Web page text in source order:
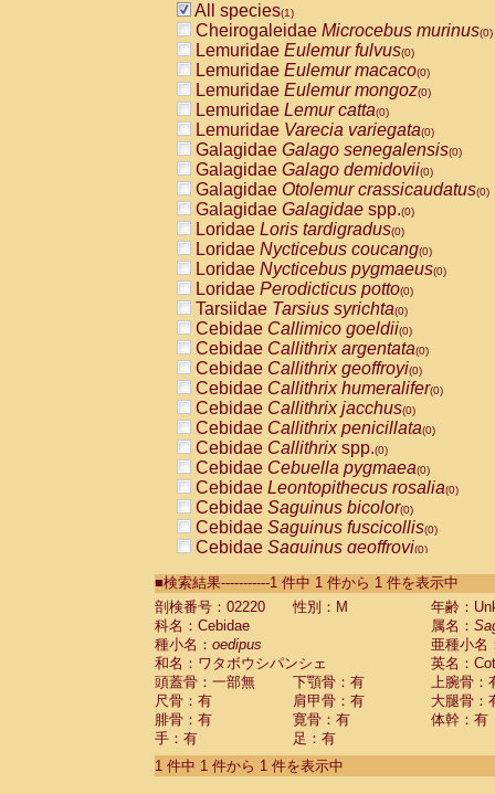
All species(1)
Cheirogaleidae Microcebus murinus(0)
Lemuridae Eulemur fulvus(0)
Lemuridae Eulemur macaco(0)
Lemuridae Eulemur mongoz(0)
Lemuridae Lemur catta(0)
Lemuridae Varecia variegata(0)
Galagidae Galago senegalensis(0)
Galagidae Galago demidovii(0)
Galagidae Otolemur crassicaudatus(0)
Galagidae Galagidae spp.(0)
Loridae Loris tardigradus(0)
Loridae Nycticebus coucang(0)
Loridae Nycticebus pygmaeus(0)
Loridae Perodicticus potto(0)
Tarsiidae Tarsius syrichta(0)
Cebidae Callimico goeldii(0)
Cebidae Callithrix argentata(0)
Cebidae Callithrix geoffroyi(0)
Cebidae Callithrix humeralifer(0)
Cebidae Callithrix jacchus(0)
Cebidae Callithrix penicillata(0)
Cebidae Callithrixspp.(0)
Cebidae Cebuella pygmaea(0)
Cebidae Leontopithecus rosalia(0)
Cebidae Saguinus bicolor(0)
Cebidae Saguinus fuscicollis(0)
Cebidae Saguinus geoffroyi(0)
CebidaeSaguinus labiatus(0)
Cebidae Saguinus leucopus (0)
Cebidae
Cebidae
CebidaeSaguinus nigricollis (0)
Cebidae Saguinus oedipus
Cebidae Saguinus weddelli
Cebidae Saguinusspp.
Cebidae Aotus trivirgatus
Cebidae Cebus albifrons
■検索結果-----------1 件中 1 件から 1 件を表示中
剖検番号：02220
性別：M
年齢：
科名：Cebidae
属名：
種小名： oedipus
亜種小名
和名：ワタボウシパンシェ
英名：
頭蓋骨：一部無
下顎骨：有
上腕骨：
尺骨：有
肩甲骨：有
大腿骨：
腓骨：有
寛骨：有
体幹：有
手：有
足：有
1 件中 1 件から 1 件を表示中